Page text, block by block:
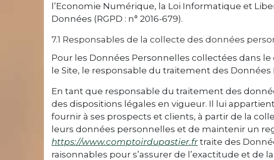
l’Economie Numérique, la Loi Informatique et
Données (RGPD : n° 2016-679).
7.1 Responsables de la collecte des données
Pour les Données Personnelles collectées dans
le Site, le responsable du traitement des
En tant que responsable du traitement des
des dispositions légales en vigueur. Il lui
fournir à ses prospects et clients, à partir de la
leurs données personnelles et de maintenir un
https://www.comptoirdupastier.fr traite des
raisonnables pour s’assurer de l’exactitude et